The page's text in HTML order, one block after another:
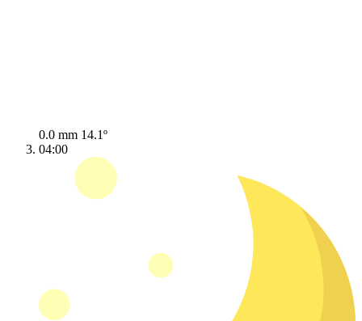
0.0 mm 14.1º
04:00